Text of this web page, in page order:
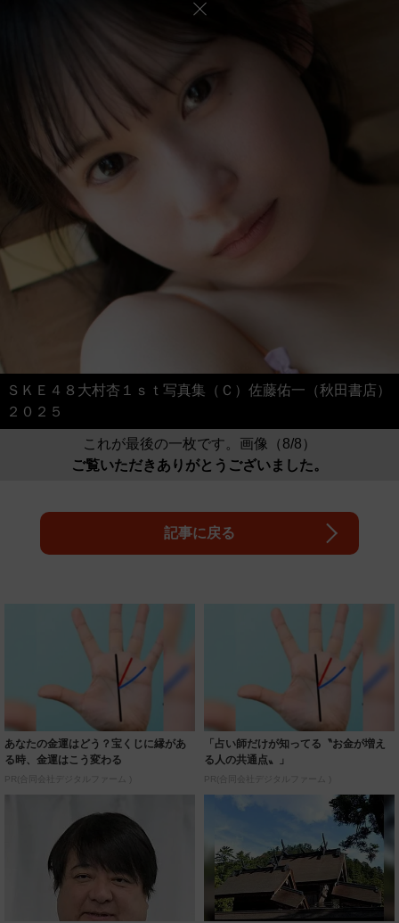
ＳＫＥ４８大村杏１ｓｔ写真集（Ｃ）佐藤佑一（秋田書店）
２０２５
これが最後の一枚です。画像（8/8）
ご覧いただきありがとうございました。
記事に戻る
あなたの金運はどう？宝くじに縁があ
る時、金運はこう変わる
PR(合同会社デジタルファーム )
「占い師だけが知ってる〝お金が増え
る人の共通点〟」
PR(合同会社デジタルファーム )